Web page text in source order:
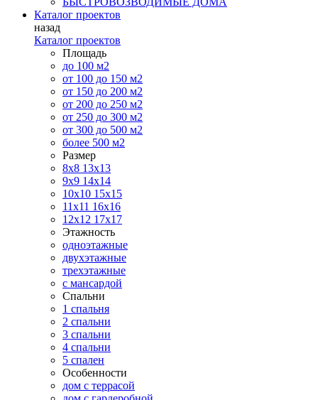
Каталог проектов
назад
Каталог проектов
Площадь
до 100 м2
от 100 до 150 м2
от 150 до 200 м2
от 200 до 250 м2
от 250 до 300 м2
от 300 до 500 м2
более 500 м2
Размер
8х8 13х13
9х9 14х14
10х10 15х15
11x11 16х16
12х12 17х17
Этажность
одноэтажные
двухэтажные
трехэтажные
с мансардой
Спальни
1 спальня
2 спальни
3 спальни
4 спальни
5 спален
Особенности
дом с террасой